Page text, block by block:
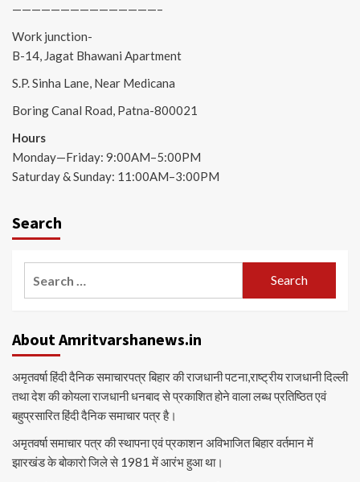
———————————————–
Work junction-
B-14, Jagat Bhawani Apartment
S.P. Sinha Lane, Near Medicana
Boring Canal Road, Patna-800021
Hours
Monday—Friday: 9:00AM–5:00PM
Saturday & Sunday: 11:00AM–3:00PM
Search
About Amritvarshanews.in
अमृतवर्षा हिंदी दैनिक समाचारपत्र बिहार की राजधानी पटना,राष्ट्रीय राजधानी दिल्ली
तथा देश की कोयला राजधानी धनबाद से प्रकाशित होने वाला लब्ध प्रतिष्ठित एवं
बहुप्रसारित हिंदी दैनिक समाचार पत्र है।
अमृतवर्षा समाचार पत्र की स्थापना एवं प्रकाशन अविभाजित बिहार वर्तमान में
झारखंड के बोकारो जिले से 1981 में आरंभ हुआ था।